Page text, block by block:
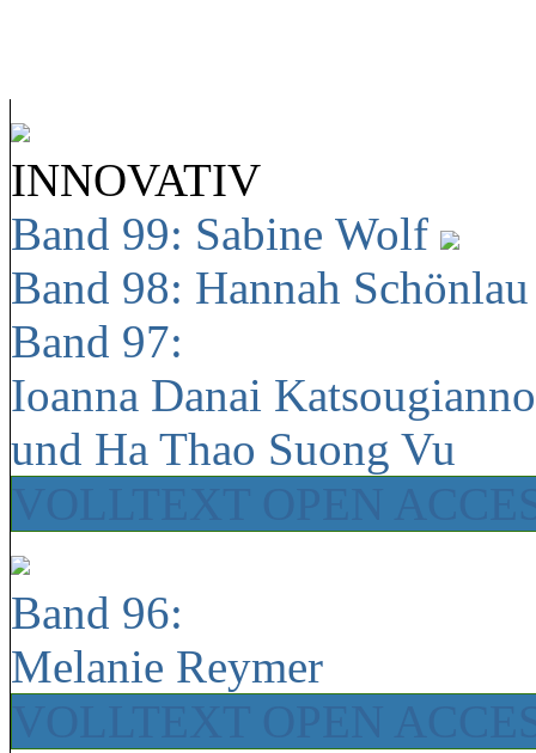
INNOVATIV
Band 99: Sabine Wolf
Band 98: Hannah
Band 97:
Ioanna Danai
und Ha Thao Suong Vu
Band 96:
Melanie Reymer